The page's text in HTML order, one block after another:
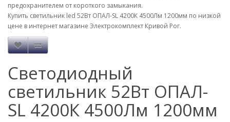
предохранителем от короткого замыкания.
Купить светильник led 52Вт ОПАЛ-SL 4200К 4500Лм 1200мм по низкой
цене в интернет магазине Электрокомплект Кривой Рог.
Светодиодный
светильник 52Вт ОПАЛ-
SL 4200К 4500Лм 1200мм